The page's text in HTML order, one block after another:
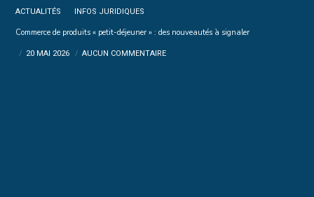
ACTUALITÉS INFOS JURIDIQUES
Commerce de produits « petit-déjeuner » : des nouveautés à signaler
20 MAI 2026 AUCUN COMMENTAIRE